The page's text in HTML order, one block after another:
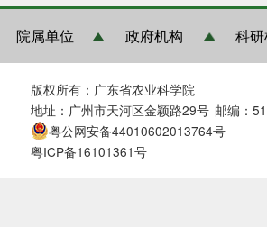
院属单位 政府机构 科
版权所有：广东省农业科学院
地址：广州市天河区金颖路29号 邮编：
粤公网安备44010602013764号
粤ICP备16101361号